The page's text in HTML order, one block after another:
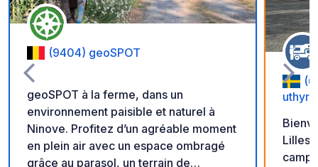
(9404) geoSPOT
geoSPOT à la ferme, dans un
environnement paisible et naturel à
Ninove. Profitez d’un agréable moment
en plein air avec un espace ombragé
grâce au parasol, un terrain de
Lillesjö. Nous, les